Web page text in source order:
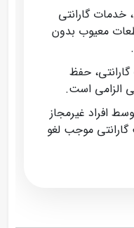
گارانتی
معیوب بدون
حفظ
الزامی است.
افراد غیرمجاز
موجب لغو